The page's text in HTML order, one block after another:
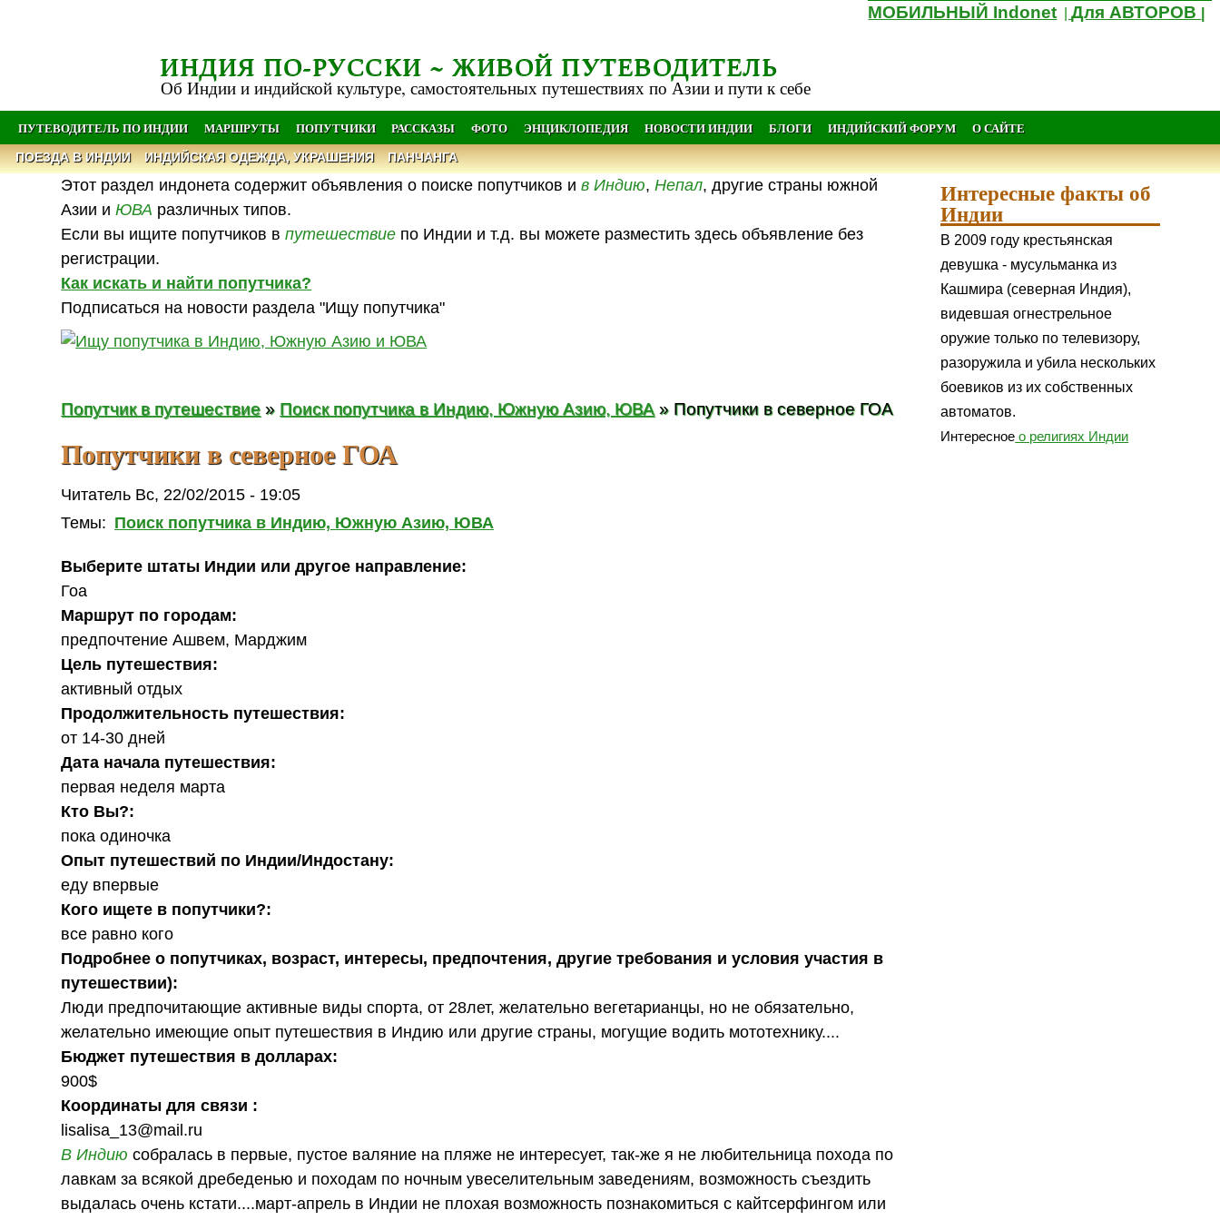
МОБИЛЬНЫЙ Indonet |Для АВТОРОВ
ИНДИЯ ПО-РУССКИ ~ ЖИВОЙ ПУТЕВОДИТЕЛЬ
Об Индии и индийской культуре, самостоятельных путешествиях по Азии и пути к себе
ПУТЕВОДИТЕЛЬ ПО ИНДИИ МАРШРУТЫ ПОПУТЧИКИ РАССКАЗЫ ФОТО ЭНЦИКЛОПЕДИЯ НОВОСТИ ИНДИИ БЛОГИ ИНДИЙСКИЙ ФОРУМ О САЙТЕ
ПОЕЗДА В ИНДИИ ИНДИЙСКАЯ ОДЕЖДА, УКРАШЕНИЯ ПАНЧАНГА
Этот раздел индонета содержит объявления о поиске попутчиков ив Индию,Непал, другие страны южной
Азии иЮВА различных типов.
Если вы ищите попутчиков впутешествие по Индии и т.д. вы можете разместить здесь объявление без
регистрации.
Как искать и найти попутчика?
Подписаться на новости раздела "Ищу попутчика"
Попутчик в путешествие » Поиск попутчика в Индию, Южную Азию, ЮВА » Попутчики в северное ГОА
Попутчики в северное ГОА
Читатель Вс, 22/02/2015 - 19:05
Темы: Поиск попутчика в Индию, Южную Азию, ЮВА
Выберите штаты Индии или другое направление:
Гоа
Маршрут по городам:
предпочтение Ашвем, Марджим
Цель путешествия:
активный отдых
Продолжительность путешествия:
от 14-30 дней
Дата начала путешествия:
первая неделя марта
Кто Вы?:
пока одиночка
Опыт путешествий по Индии/Индостану:
еду впервые
Кого ищете в попутчики?:
все равно кого
Подробнее о попутчиках, возраст, интересы, предпочтения, другие требования и условия участия в
путешествии):
Люди предпочитающие активные виды спорта, от 28лет, желательно вегетарианцы, но не обязательно,
желательно имеющие опыт путешествия в Индию или другие страны, могущие водить мототехнику....
Бюджет путешествия в долларах:
900$
Координаты для связи :
lisalisa_13@mail.ru
В Индию собралась в первые, пустое валяние на пляже не интересует, так-же я не любительница похода по
лавкам за всякой дребеденью и походам по ночным увеселительным заведениям, возможность съездить
выдалась очень кстати....март-апрель в Индии не плохая возможность познакомиться с кайтсерфингом или
Интересные факты об
Индии
В 2009 году крестьянская
девушка - мусульманка из
Кашмира (северная Индия),
видевшая огнестрельное
оружие только по телевизору,
разоружила и убила нескольких
боевиков из их собственных
автоматов.
Интересное о религиях Индии